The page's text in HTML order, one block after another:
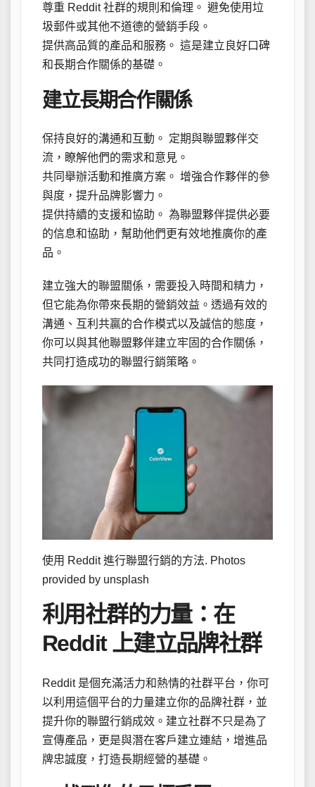
尊重 Reddit 社群的規則和倫理。 避免使用垃
圾郵件或其他不道德的營銷手段。
提供高品質的產品和服務。 這是建立良好口碑
和長期合作關係的基礎。
建立長期合作關係
保持良好的溝通和互動。 定期與聯盟夥伴交
流，瞭解他們的需求和意見。
共同舉辦活動和推廣方案。 增強合作夥伴的參
與度，提升品牌影響力。
提供持續的支援和協助。 為聯盟夥伴提供必要
的信息和協助，幫助他們更有效地推廣你的產
品。
建立強大的聯盟關係，需要投入時間和精力，
但它能為你帶來長期的營銷效益。透過有效的
溝通、互利共贏的合作模式以及誠信的態度，
你可以與其他聯盟夥伴建立牢固的合作關係，
共同打造成功的聯盟行銷策略。
使用 Reddit 進行聯盟行銷的方法. Photos
provided by unsplash
利用社群的力量：在
Reddit 上建立品牌社群
Reddit 是個充滿活力和熱情的社群平台，你可
以利用這個平台的力量建立你的品牌社群，並
提升你的聯盟行銷成效。建立社群不只是為了
宣傳產品，更是與潛在客戶建立連結，增進品
牌忠誠度，打造長期經營的基礎。